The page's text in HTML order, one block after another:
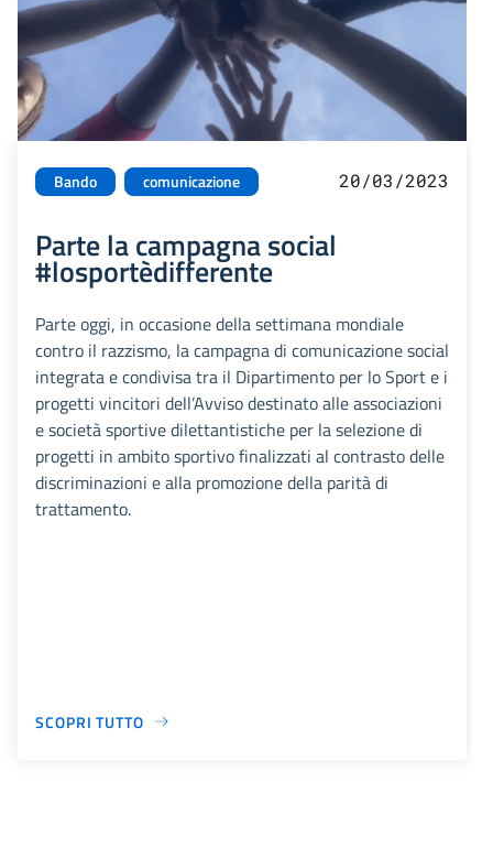
Bando comunicazione 20/03/2023
Parte la campagna social
#losportèdifferente
Parte oggi, in occasione della settimana mondiale
contro il razzismo, la campagna di comunicazione social
integrata e condivisa tra il Dipartimento per lo Sport e i
progetti vincitori dell’Avviso destinato alle associazioni
e società sportive dilettantistiche per la selezione di
progetti in ambito sportivo finalizzati al contrasto delle
discriminazioni e alla promozione della parità di
trattamento.
SCOPRI TUTTO